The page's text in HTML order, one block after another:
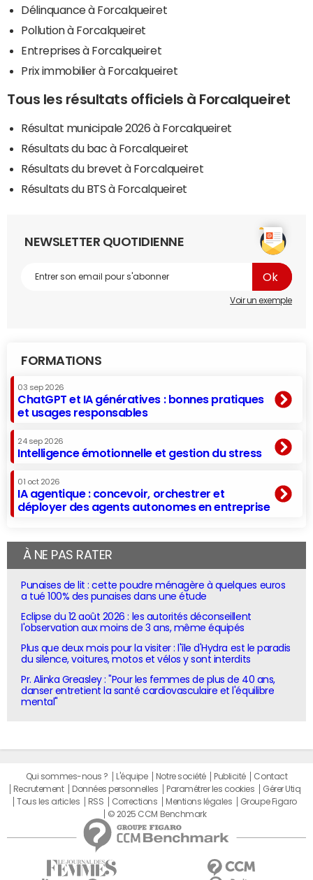
Délinquance à Forcalqueiret
Pollution à Forcalqueiret
Entreprises à Forcalqueiret
Prix immobilier à Forcalqueiret
Tous les résultats officiels à Forcalqueiret
Résultat municipale 2026 à Forcalqueiret
Résultats du bac à Forcalqueiret
Résultats du brevet à Forcalqueiret
Résultats du BTS à Forcalqueiret
NEWSLETTER QUOTIDIENNE
Voir un exemple
FORMATIONS
03 sep 2026
ChatGPT et IA génératives : bonnes pratiques
et usages responsables
24 sep 2026
Intelligence émotionnelle et gestion du stress
01 oct 2026
IA agentique : concevoir, orchestrer et
déployer des agents autonomes en entreprise
À NE PAS RATER
Punaises de lit : cette poudre ménagère à quelques euros
a tué 100% des punaises dans une étude
Eclipse du 12 août 2026 : les autorités déconseillent
l'observation aux moins de 3 ans, même équipés
Plus que deux mois pour la visiter : l'île d'Hydra est le paradis
du silence, voitures, motos et vélos y sont interdits
Pr. Alinka Greasley : "Pour les femmes de plus de 40 ans,
danser entretient la santé cardiovasculaire et l'équilibre
mental"
Qui sommes-nous ? L'équipe Notre société Publicité
Contact
Recrutement
Données personnelles Paramétrer les cookies
Gérer Utiq
Tous les articles
RSS Corrections Mentions légales
Groupe Figaro
© 2025 CCM Benchmark